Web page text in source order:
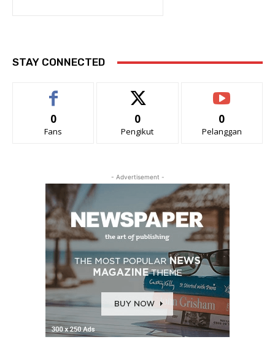
STAY CONNECTED
0
Fans
0
Pengikut
0
Pelanggan
- Advertisement -